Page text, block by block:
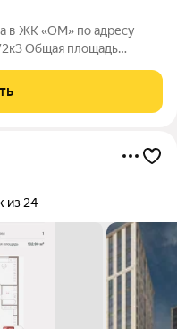
в ЖК «ОМ» по адресу
Общая площадь
из 24